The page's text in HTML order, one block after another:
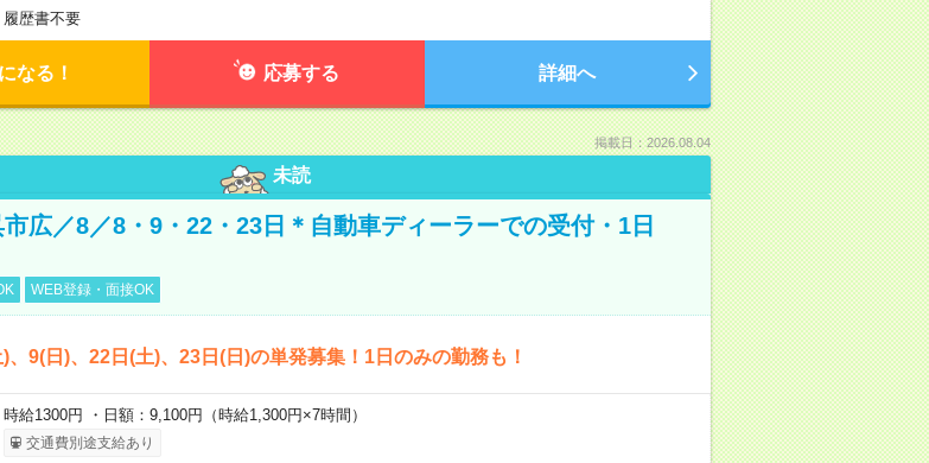
履歴書不要
なる！ 応募する 詳細へ
掲載日：2026.08.04
未読
市広／8／8・9・22・23日＊自動車ディーラーでの受付・1日
WEB登録・面接OK
、9(日)、22日(土)、23日(日)の単発募集！1日のみの勤務も！
時給1300円 ・日額：9,100円（時給1,300円×7時間）
交通費別途支給あり